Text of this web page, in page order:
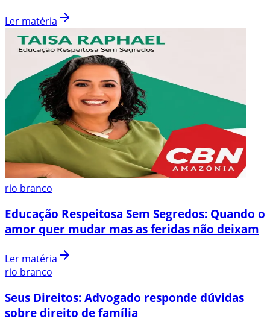
Ler matéria
rio branco
Educação Respeitosa Sem Segredos: Quando o
amor quer mudar mas as feridas não deixam
Ler matéria
rio branco
Seus Direitos: Advogado responde dúvidas
sobre direito de família